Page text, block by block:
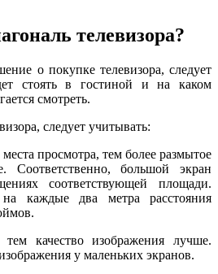
телевизора?
о покупке телевизора, следует
стоять в гостиной и на каком
смотреть.
следует учитывать:
просмотра, тем более размытое
Соответственно, большой экран
соответствующей площади.
каждые два метра расстояния
качество изображения лучше.
у маленьких экранов.